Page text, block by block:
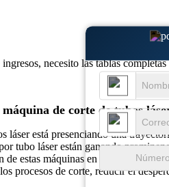
necesito lastablas
de corte de tubos
láser está presenciando una
tubo láser están ganando
estas máquinas en sectores
procesos de corte, reducir el